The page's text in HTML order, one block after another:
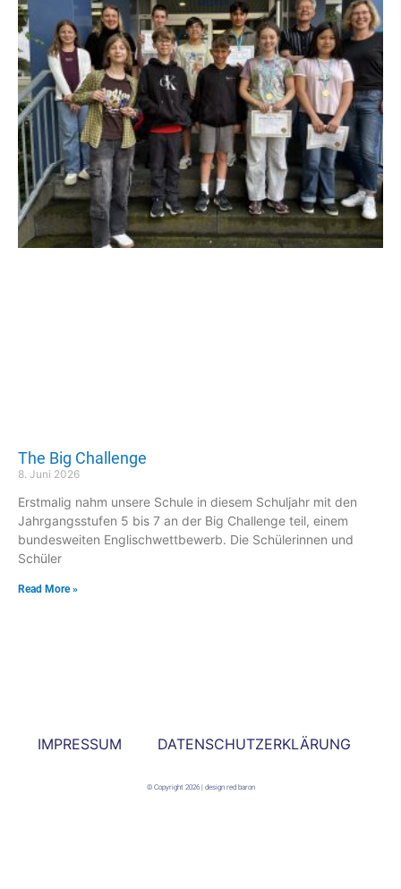
The Big Challenge
8. Juni 2026
Erstmalig nahm unsere Schule in diesem Schuljahr mit den
Jahrgangsstufen 5 bis 7 an der Big Challenge teil, einem
bundesweiten Englischwettbewerb. Die Schülerinnen und
Schüler
Read More »
IMPRESSUM DATENSCHUTZERKLÄRUNG
© Copyright 2026 | design red baron